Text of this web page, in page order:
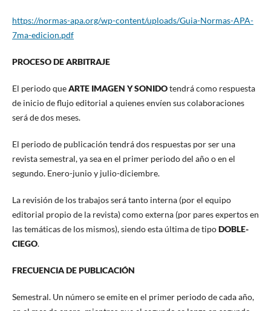
https://normas-apa.org/wp-content/uploads/Guia-Normas-APA-
7ma-edicion.pdf
PROCESO DE ARBITRAJE
El periodo queARTE IMAGEN Y SONIDOtendrá como respuesta
de inicio de flujo editorial a quienes envíen sus colaboraciones
será de dos meses.
El periodo de publicación tendrá dos respuestas por ser una
revista semestral, ya sea en el primer periodo del año o en el
segundo. Enero-junio y julio-diciembre.
La revisión de los trabajos será tanto interna (por el equipo
editorial propio de la revista) como externa (por pares expertos en
las temáticas de los mismos), siendo esta última de tipoDOBLE-
CIEGO.
FRECUENCIA DE PUBLICACIÓN
Semestral. Un número se emite en el primer periodo de cada año,